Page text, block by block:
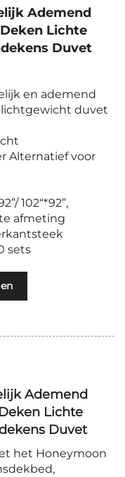
Ademend
Lichte
Duvet
en ademend
duvet
Alternatief voor
102“*92”,
afmeting
sets
Ademend
Lichte
Duvet
het Honeymoon